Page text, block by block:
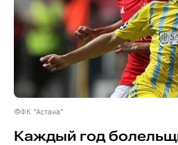
©ФК "Астана"
Каждый год